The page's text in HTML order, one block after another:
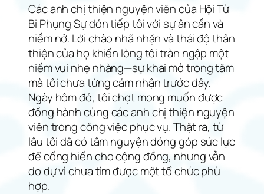
Các anh chị thiện nguyện viên của Hội Từ
Bi Phụng Sự đón tiếp tôi với sự ân cần và
niềm nở. Lời chào nhã nhặn và thái độ thân
thiện của họ khiến lòng tôi tràn ngập một
niềm vui nhẹ nhàng—sự khai mở trong tâm
mà tôi chưa từng cảm nhận trước đây.
Ngày hôm đó, tôi chợt mong muốn được
đồng hành cùng các anh chị thiện nguyện
viên trong công việc phục vụ. Thật ra, từ
lâu tôi đã có tâm nguyện đóng góp sức lực
để cống hiến cho cộng đồng, nhưng vẫn
do dự vì chưa tìm được một tổ chức phù
hợp.